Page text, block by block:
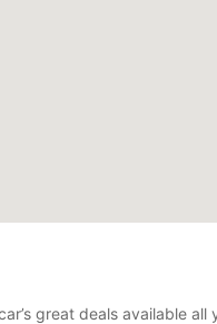
great deals available